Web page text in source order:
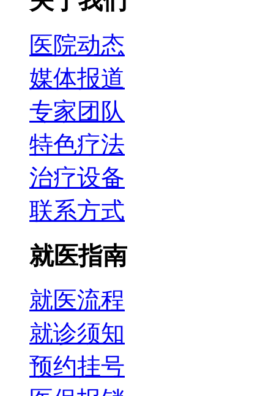
医院动态
媒体报道
专家团队
特色疗法
治疗设备
联系方式
就医指南
就医流程
就诊须知
预约挂号